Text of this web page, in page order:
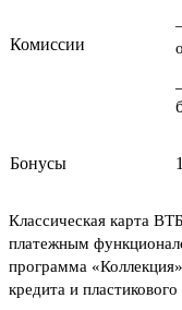
Комиссии
Бонусы
Классическая карта
платежным
программа
кредита и